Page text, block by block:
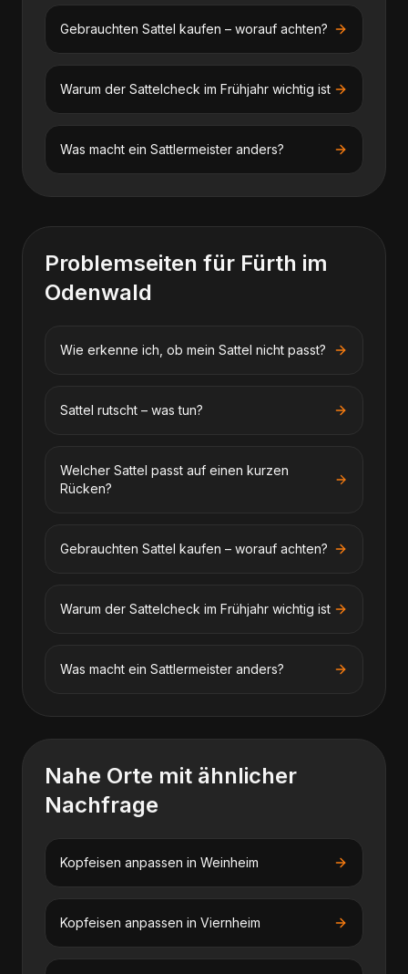
Gebrauchten Sattel kaufen – worauf achten?
Warum der Sattelcheck im Frühjahr wichtig ist
Was macht ein Sattlermeister anders?
Problemseiten für Fürth im
Odenwald
Wie erkenne ich, ob mein Sattel nicht passt?
Sattel rutscht – was tun?
Welcher Sattel passt auf einen kurzen
Rücken?
Gebrauchten Sattel kaufen – worauf achten?
Warum der Sattelcheck im Frühjahr wichtig ist
Was macht ein Sattlermeister anders?
Nahe Orte mit ähnlicher
Nachfrage
Kopfeisen anpassen in Weinheim
Kopfeisen anpassen in Viernheim